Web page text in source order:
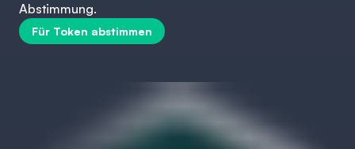
Abstimmung.
Für Token abstimmen